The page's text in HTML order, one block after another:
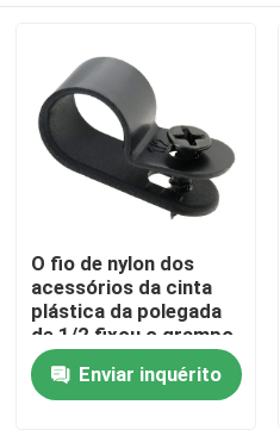
Casa
Produtos
O fio de nylon dos
acessórios da cinta
plástica da polegada
de 1/2 fixou o grampo
plástico 1.2mm
Thincness da
braçadeira
Enviar inquérito